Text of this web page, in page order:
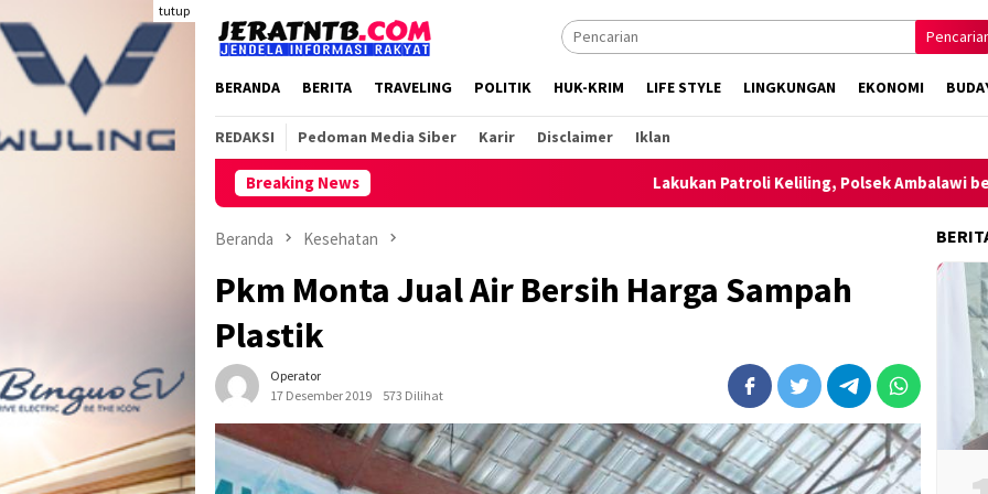
ke
konten
tutup
BERANDA BERITA TRAVELING POLITIK HUK-KRIM LIFE STYLE LINGKUNGAN EKONOMI
REDAKSI Pedoman Media Siber Karir Disclaimer Iklan
Breaking News Lakukan Patroli Keliling, Polsek Ambalawi bersama TNI dan
Beranda Kesehatan
Pkm Monta Jual Air Bersih Harga Sampah
Plastik
Operator
17 Desember 2019
573 Dilihat